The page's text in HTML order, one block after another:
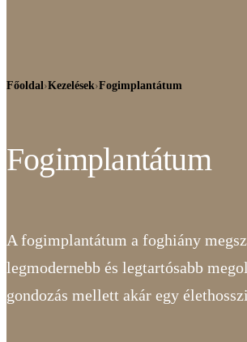
Főoldal›Kezelések›Fogimplantátum
Fogimplantátum
A fogimplantátum a foghiány
legmodernebb és legtartósabb
gondozás mellett akár egy